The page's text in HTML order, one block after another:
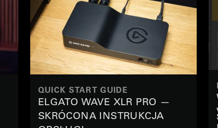
QUICK START GUIDE
ELGATO WAVE XLR PRO —
SKRÓCONA INSTRUKCJA